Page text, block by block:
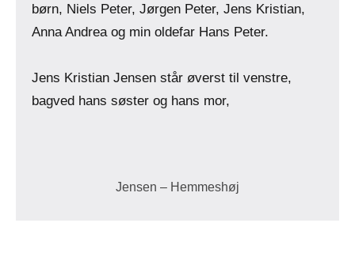
børn, Niels Peter, Jørgen Peter, Jens Kristian,
Anna Andrea og min oldefar Hans Peter.
Jens Kristian Jensen står øverst til venstre,
bagved hans søster og hans mor,
Jensen – Hemmeshøj